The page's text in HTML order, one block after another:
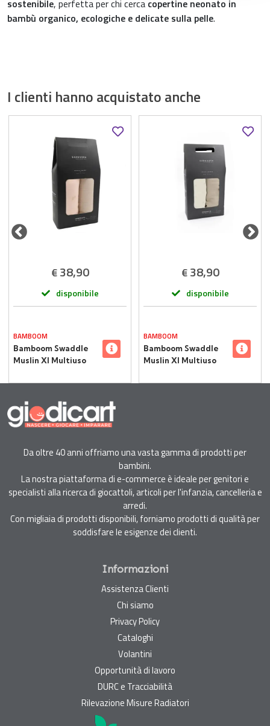
sostenibile, perfetta per chi cerca copertine neonato in
bambù organico, ecologiche e delicate sulla pelle.
I clienti hanno acquistato anche
€ 38,90
disponibile
BAMBOOM
Bamboom Swaddle
Muslin Xl Multiuso
Branches
€ 38,90
disponibile
BAMBOOM
Bamboom Swaddle
Muslin Xl Multiuso
Animal Friends
Da oltre 40 anni offriamo una vasta gamma di prodotti per
bambini.
La nostra piattaforma di e-commerce è ideale per genitori e
specialisti alla ricerca di giocattoli, articoli per l'infanzia, cancelleria e
arredi.
Con migliaia di prodotti disponibili, forniamo prodotti di qualità per
soddisfare le esigenze dei clienti.
Informazioni
Assistenza Clienti
Chi siamo
Privacy Policy
Cataloghi
Volantini
Opportunità di lavoro
DURC e Tracciabilità
Rilevazione Misure Radiatori